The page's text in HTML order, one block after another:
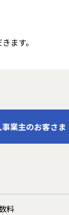
ます。
業主のお客さま
料